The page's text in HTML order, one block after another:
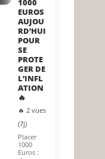
1000
EUROS
AUJOU
RD’HUI
POUR
SE
PROTE
GER DE
L’INFL
ATION
🔥
🔥 2 vues
(7j)
Placer
1000
Euros :